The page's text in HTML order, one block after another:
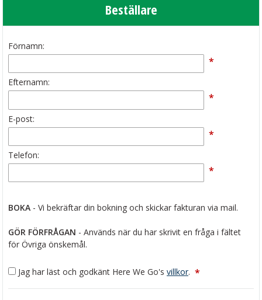
Beställare
Förnamn:
*
Efternamn:
*
E-post:
*
Telefon:
*
BOKA - Vi bekräftar din bokning och skickar fakturan via mail.
GÖR FÖRFRÅGAN - Används när du har skrivit en fråga i fältet
för Övriga önskemål.
Jag har läst och godkänt Here We Go's villkor. *